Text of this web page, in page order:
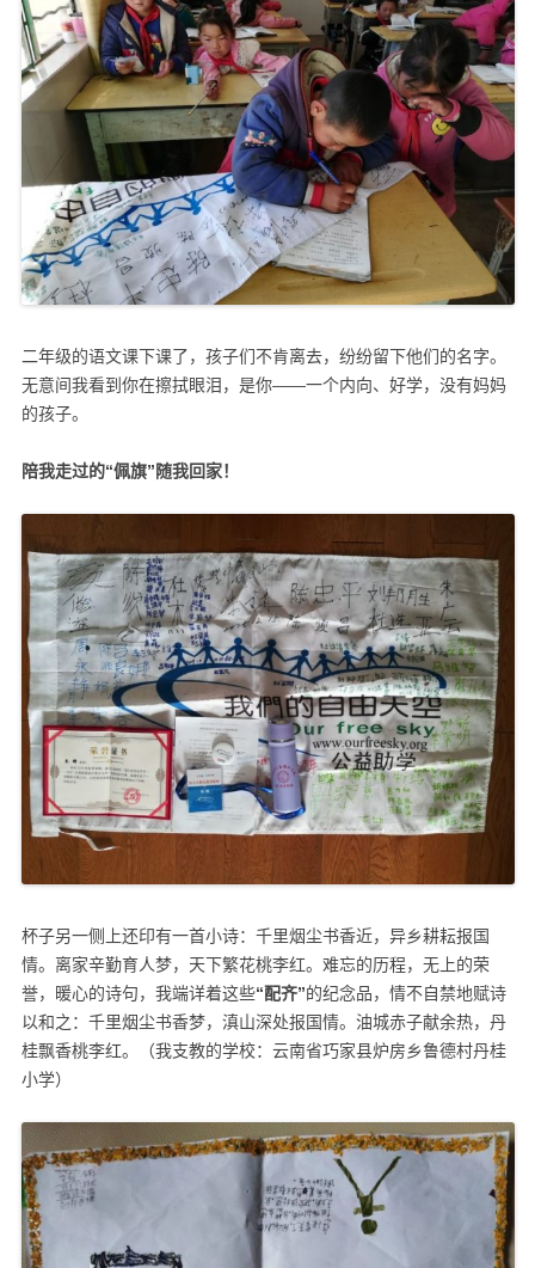
二年级的语文课下课了，孩子们不肯离去，纷纷留下他们的名字。
无意间我看到你在擦拭眼泪，是你——一个内向、好学，没有妈妈
的孩子。
陪我走过的“佩旗”随我回家！
杯子另一侧上还印有一首小诗：千里烟尘书香近，异乡耕耘报国
情。离家辛勤育人梦，天下繁花桃李红。难忘的历程，无上的荣
誉，暖心的诗句，我端详着这些“配齐”的纪念品，情不自禁地赋诗
以和之：千里烟尘书香梦，滇山深处报国情。油城赤子献余热，丹
桂飘香桃李红。（我支教的学校：云南省巧家县炉房乡鲁德村丹桂
小学）